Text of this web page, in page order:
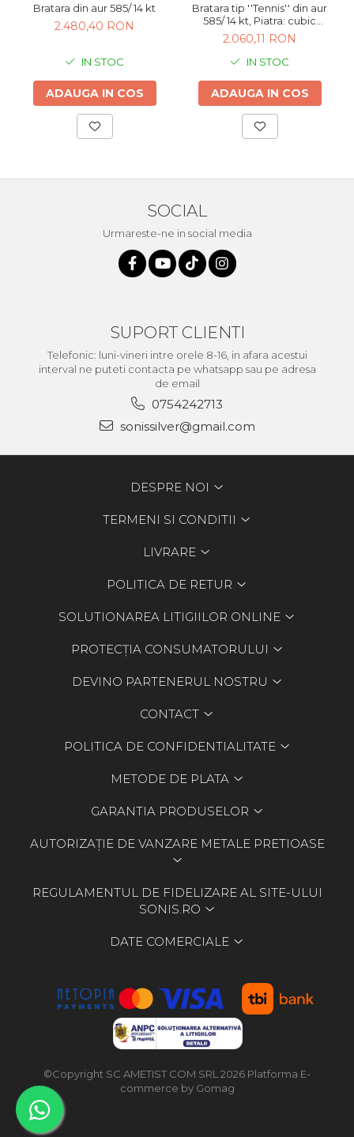
Bratara din aur 585/ 14 kt
2.480,40 RON
IN STOC
ADAUGA IN COS
Bratara tip ''Tennis'' din aur
585/ 14 kt, Piatra: cubic
zirconia, Culoare:
transparenta
2.060,11 RON
IN STOC
ADAUGA IN COS
SOCIAL
Urmareste-ne in social media
SUPORT CLIENTI
Telefonic: luni-vineri intre orele 8-16, in afara acestui
interval ne puteti contacta pe whatsapp sau pe adresa
de email
0754242713
sonissilver@gmail.com
DESPRE NOI
TERMENI SI CONDITII
LIVRARE
POLITICA DE RETUR
SOLUTIONAREA LITIGIILOR ONLINE
PROTECȚIA CONSUMATORULUI
DEVINO PARTENERUL NOSTRU
CONTACT
POLITICA DE CONFIDENTIALITATE
METODE DE PLATA
GARANTIA PRODUSELOR
AUTORIZAȚIE DE VANZARE METALE PRETIOASE
REGULAMENTUL DE FIDELIZARE AL SITE-ULUI
SONIS.RO
DATE COMERCIALE
©Copyright SC AMETIST COM SRL 2026 Platforma E-
commerce by Gomag